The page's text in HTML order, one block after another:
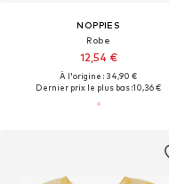
NOPPIES
Robe
12,54 €
À l'origine : 34,90 €
Dernier prix le plus bas :10,36 €